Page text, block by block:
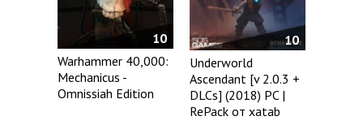
10
Warhammer 40,000:
Mechanicus -
Omnissiah Edition
10
Underworld
Ascendant [v 2.0.3 +
DLCs] (2018) PC |
RePack от xatab